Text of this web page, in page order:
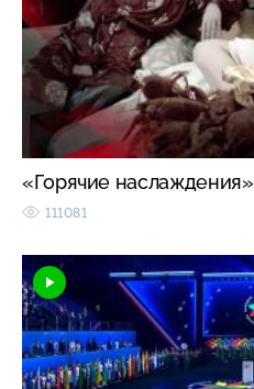
«Горячие наслаждения»
111081